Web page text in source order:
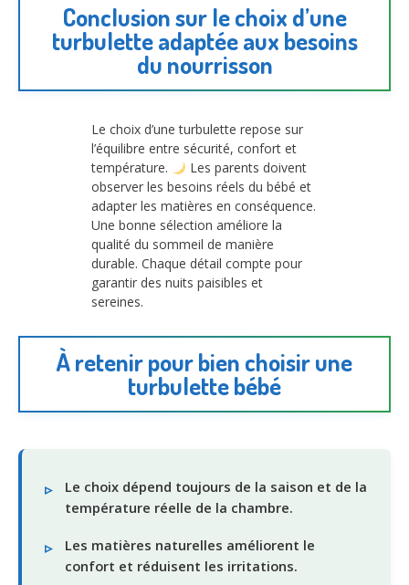
Conclusion sur le choix d’une
turbulette adaptée aux besoins
du nourrisson
Le choix d’une turbulette repose sur
l’équilibre entre sécurité, confort et
température.
Les parents doivent
observer les besoins réels du bébé et
adapter les matières en conséquence.
Une bonne sélection améliore la
qualité du sommeil de manière
durable. Chaque détail compte pour
garantir des nuits paisibles et
sereines.
À retenir pour bien choisir une
turbulette bébé
Le choix dépend toujours de la saison et de la
température réelle de la chambre.
Les matières naturelles améliorent le
confort et réduisent les irritations.